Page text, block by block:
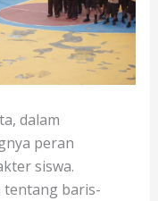
dalam
peran
siswa.
tentang baris-